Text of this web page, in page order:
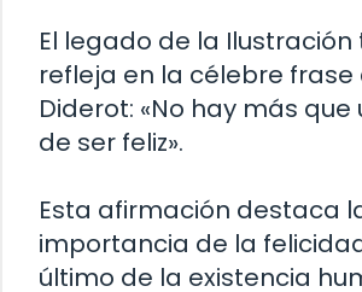
El legado de la
refleja en la célebre frase
Diderot: «No hay más que
de ser feliz».
Esta afirmación destaca
importancia de la
último de la existencia